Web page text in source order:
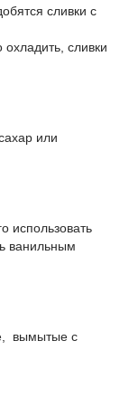
сливки с
сливки
или
использовать
ванильным
вымытые с